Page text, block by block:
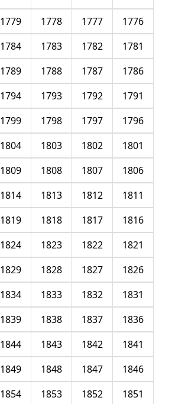
1776
1777
1778
1779
1781
1782
1783
1784
1786
1787
1788
1789
1791
1792
1793
1794
1796
1797
1798
1799
1801
1802
1803
1804
1806
1807
1808
1809
1811
1812
1813
1814
1816
1817
1818
1819
1821
1822
1823
1824
1826
1827
1828
1829
1831
1832
1833
1834
1836
1837
1838
1839
1841
1842
1843
1844
1846
1847
1848
1849
1851
1852
1853
1854